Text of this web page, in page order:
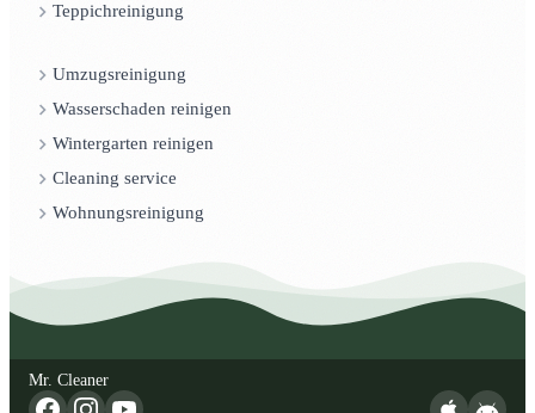
Teppichreinigung
Umzugsreinigung
Wasserschaden reinigen
Wintergarten reinigen
Cleaning service
Wohnungsreinigung
Mr. Cleaner